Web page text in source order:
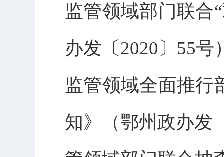
监管领域部门联合
办发〔2020〕55号
监管领域全面推行
知》（鄂州政办发